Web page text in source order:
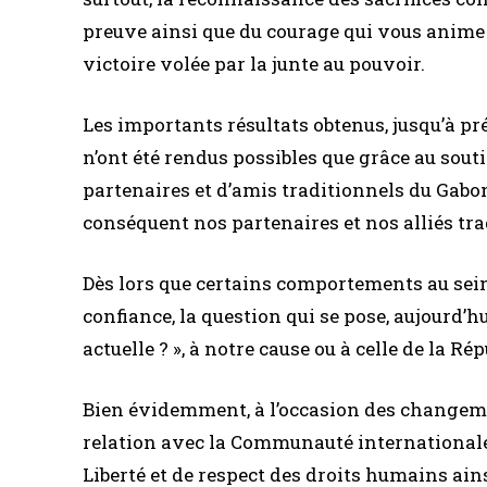
preuve ainsi que du courage qui vous
victoire volée par la junte au pouvoir.
Les importants résultats obtenus, jusqu’à
n’ont été rendus possibles que grâce au
partenaires et d’amis traditionnels du
conséquent nos partenaires et nos alliés
Dès lors que certains comportements au
confiance, la question qui se pose,
actuelle ? », à notre cause ou à celle de la
Bien évidemment, à l’occasion des
relation avec la Communauté
Liberté et de respect des droits humains